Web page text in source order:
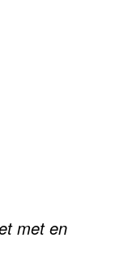
met en